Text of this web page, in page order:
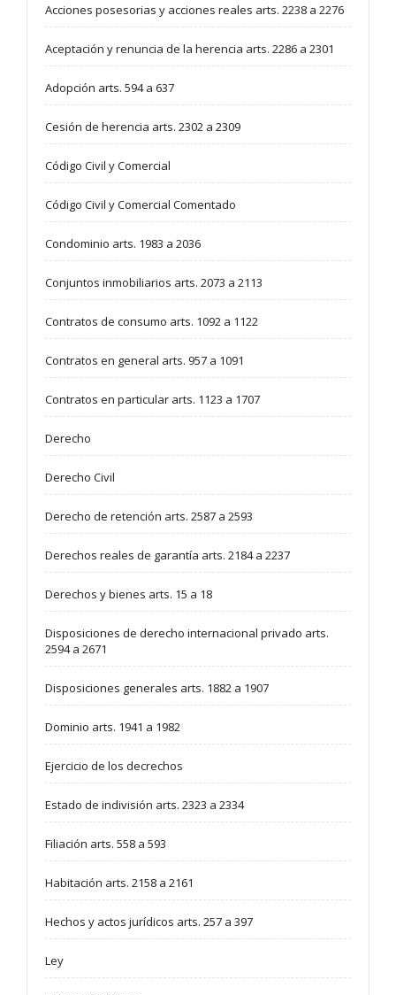
Acciones posesorias y acciones reales arts. 2238 a 2276
Aceptación y renuncia de la herencia arts. 2286 a 2301
Adopción arts. 594 a 637
Cesión de herencia arts. 2302 a 2309
Código Civil y Comercial
Código Civil y Comercial Comentado
Condominio arts. 1983 a 2036
Conjuntos inmobiliarios arts. 2073 a 2113
Contratos de consumo arts. 1092 a 1122
Contratos en general arts. 957 a 1091
Contratos en particular arts. 1123 a 1707
Derecho
Derecho Civil
Derecho de retención arts. 2587 a 2593
Derechos reales de garantía arts. 2184 a 2237
Derechos y bienes arts. 15 a 18
Disposiciones de derecho internacional privado arts.
2594 a 2671
Disposiciones generales arts. 1882 a 1907
Dominio arts. 1941 a 1982
Ejercicio de los decrechos
Estado de indivisión arts. 2323 a 2334
Filiación arts. 558 a 593
Habitación arts. 2158 a 2161
Hechos y actos jurídicos arts. 257 a 397
Ley